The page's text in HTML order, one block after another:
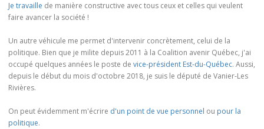
Je travaille de manière constructive avec tous ceux et celles qui veulent
faire avancer la société !
Un autre véhicule me permet d'intervenir concrètement, celui de la
politique. Bien que je milite depuis 2011 à la Coalition avenir Québec, j'ai
occupé quelques années le poste de vice-président Est-du-Québec. Aussi,
depuis le début du mois d'octobre 2018, je suis le député de Vanier-Les
Rivières.
On peut évidemment m'écrire d'un point de vue personnel ou pour la
politique.